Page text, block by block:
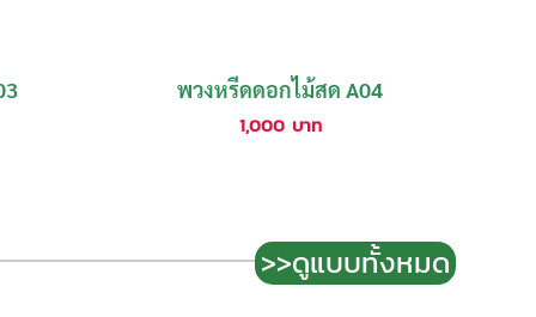
พวงหรีดดอกไม้สด A04
1,000 บาท
>>ดูแบบทั้งหมด